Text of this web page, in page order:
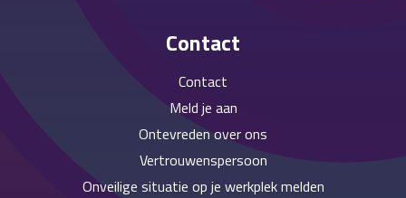
Contact
Contact
Meld je aan
Ontevreden over ons
Vertrouwenspersoon
Onveilige situatie op je werkplek melden